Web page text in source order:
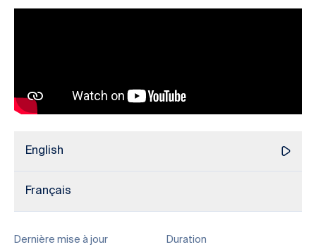
English
Français
Dernière mise à jour Duration